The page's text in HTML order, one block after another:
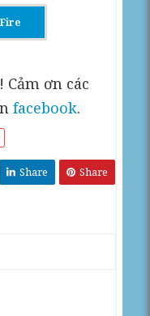
Cảm ơn các
facebook.
Share Share